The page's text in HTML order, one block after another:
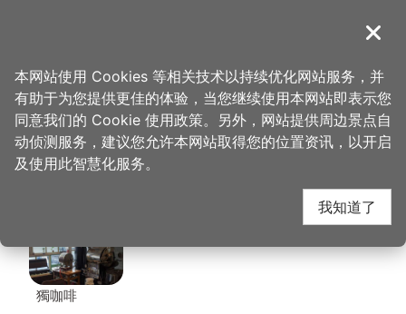
導覽
首页 > 想去的地方 > 住宿 > 罗里海山轻旅
罗里海山轻旅 周边店家
獨咖啡
关闭
本网站使用 Cookies 等相关技术以持续优化网站服务，并
有助于为您提供更佳的体验，当您继续使用本网站即表示您
同意我们的 Cookie 使用政策。另外，网站提供周边景点自
动侦测服务，建议您允许本网站取得您的位置资讯，以开启
及使用此智慧化服务。
我知道了